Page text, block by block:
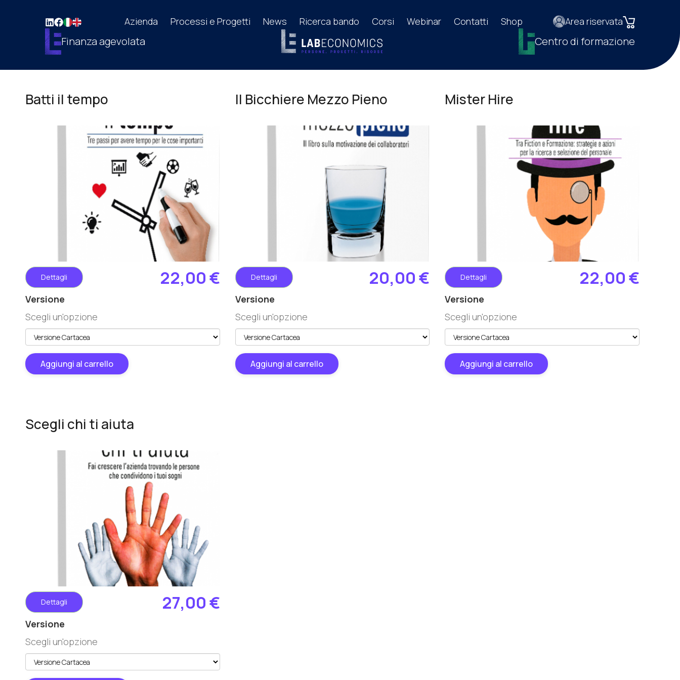
Azienda Processi e Progetti News Ricerca bando Corsi Webinar Contatti Shop Area riservata
Finanza agevolata Centro di formazione
Batti il tempo
Dettagli 22,00 €
Versione
Scegli un'opzione
Aggiungi al carrello
Il Bicchiere Mezzo Pieno
Dettagli 20,00 €
Versione
Scegli un'opzione
Aggiungi al carrello
Mister Hire
Dettagli 22,00 €
Versione
Scegli un'opzione
Aggiungi al carrello
Scegli chi ti aiuta
Dettagli 27,00 €
Versione
Scegli un'opzione